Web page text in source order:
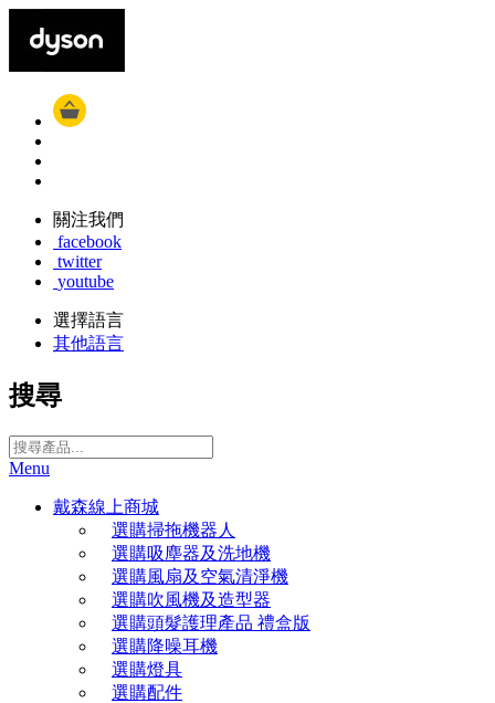
關注我們
facebook
twitter
youtube
選擇語言
其他語言
搜尋
Menu
戴森線上商城
選購掃拖機器人
選購吸塵器及洗地機
選購風扇及空氣清淨機
選購吹風機及造型器
選購頭髮護理產品 禮盒版
選購降噪耳機
選購燈具
選購配件